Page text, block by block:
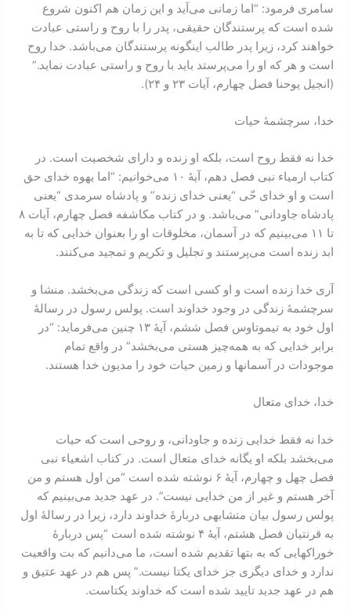
سامری فرمود: “اما زمانی می‌آید و این زمان هم اکنون شروع
شده است که پرستندگان حقیقی، پدر را با روح و راستی عبادت
خواهند کرد، زیرا پدر طالب اینگونه پرستندگان می‌باشد. خدا روح
است و هر که او را می‌پرستد باید با روح و راستی عبادت نماید.”
(انجیل یوحنا فصل چهارم، آیات ۲۳ و ۲۴).
خدا، سرچشمۀ حیات
خدا نه فقط روح است، بلکه او زنده و دارای شخصیت است. در
کتاب ارمیاء نبی فصل دهم، آیۀ ۱۰ می‌خوانیم: “اما یهوه خدای حق
است و او خدای حّی “یعنی خدای زنده” و پادشاه سرمدی “یعنی
پادشاه جاودانی” می‌باشد. و در کتاب مکاشفه فصل چهارم، آیات ۸
تا ۱۱ می‌بینیم که در آسمان، مخلوقات او را بعنوان خدایی که تا به
ابد زنده است می‌پرستند و تجلیل و تکریم و تمجید می‌کنند.
آری خدا زنده است و او کسی است که زندگی می‌بخشد. منشا و
سرچشمۀ زندگی در وجود خداوند است. پولس رسول در رسالۀ
اول خود به تیموتاوس فصل ششم، آیۀ ۱۳ چنین می‌فرماید: “در
برابر خدايی که به همه‌چیز هستی می‌بخشد” در واقع تمام
موجودات در آسمانها و زمین حیات خود را مدیون خدا هستند.
خدا، خدای متعال
خدا نه فقط خدايی زنده و جاودانی، و روحی است که حیات
می‌بخشد بلکه او یگانه خدای متعال است. در کتاب اشعیاء نبی
فصل چهل و چهارم، آیۀ ۶ نوشته شده است “من اول هستم و من
آخر هستم و غیر از من خدايی نیست”. در عهد جدید می‌بینیم که
پولس رسول بیان متشابهی دربارۀ خداوند دارد، زیرا در رسالۀ اول
به قرنتیان فصل هشتم، آیۀ ۴ نوشته شده است “پس دربارۀ
خوراکهایی که به بتها تقدیم شده است، ما می‌دانیم که بت واقعیت
ندارد و خدای دیگری جز خدای یکتا نیست.” پس هم در عهد عتیق و
هم در عهد جدید تايید شده است که خداوند یکتاست.